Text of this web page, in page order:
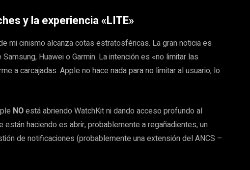
y la experiencia «LITE»
mi cinismo alcanza cotas estratosféricas. La gran noticia es
Huawei o Garmin. La intención es «no limitar las
a carcajadas. Apple no hace nada para no limitar al usuario; lo
NOestá abriendo WatchKit ni dando acceso profundo al
haciendo es abrir, probablemente a regañadientes, un
de notificaciones (probablemente una extensión del ANCS –